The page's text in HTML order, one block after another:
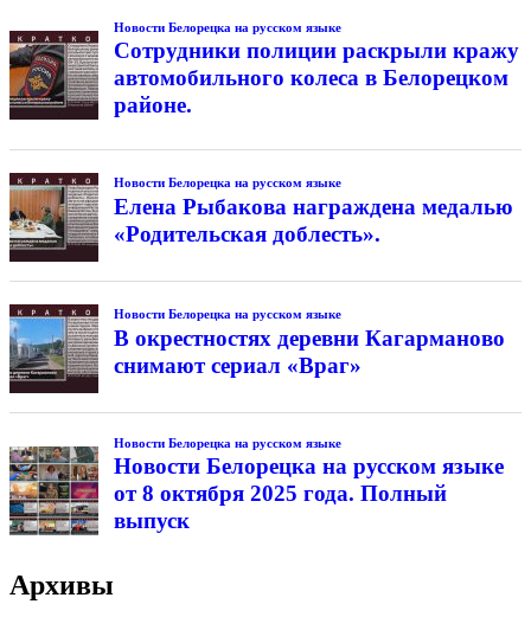
Новости Белорецка на русском языке
Сотрудники полиции раскрыли кражу
автомобильного колеса в Белорецком
районе.
Новости Белорецка на русском языке
Елена Рыбакова награждена медалью
«Родительская доблесть».
Новости Белорецка на русском языке
В окрестностях деревни Кагарманово
снимают сериал «Враг»
Новости Белорецка на русском языке
Новости Белорецка на русском языке
от 8 октября 2025 года. Полный
выпуск
Архивы